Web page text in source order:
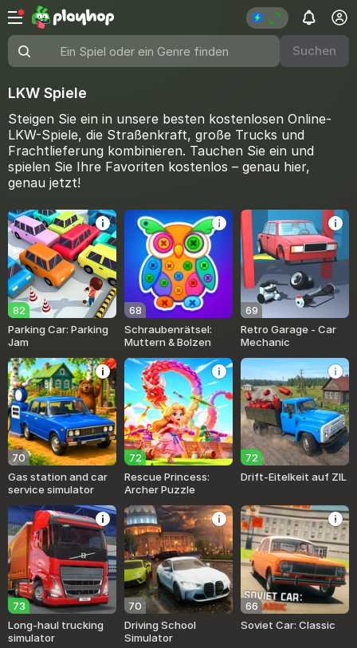
Ein Spiel oder ein Genre finden Suchen
LKW Spiele
Steigen Sie ein in unsere besten kostenlosen Online-
LKW-Spiele, die Straßenkraft, große Trucks und
Frachtlieferung kombinieren. Tauchen Sie ein und
spielen Sie Ihre Favoriten kostenlos – genau hier,
genau jetzt!
82
Parking Car: Parking
Jam
68
Schraubenrätsel:
Muttern & Bolzen
69
Retro Garage - Car
Mechanic
70
Gas station and car
service simulator
72
Rescue Princess:
Archer Puzzle
72
Drift-Eitelkeit auf ZIL
73
Long-haul trucking
simulator
70
Driving School
Simulator
66
Soviet Car: Classic